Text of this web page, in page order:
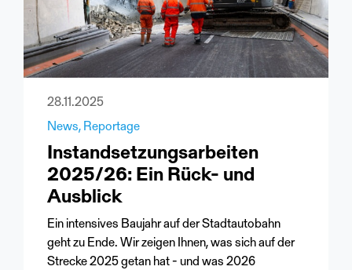
28.11.2025
News Reportage
Instandsetzungsarbeiten
2025/26: Ein Rück- und
Ausblick
Ein intensives Baujahr auf der Stadtautobahn
geht zu Ende. Wir zeigen Ihnen, was sich auf der
Strecke 2025 getan hat - und was 2026